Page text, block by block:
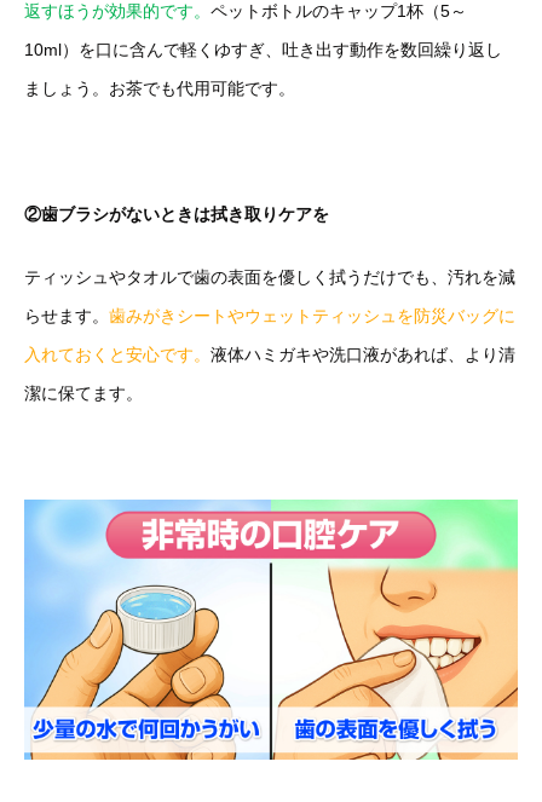
返すほうが効果的です。 ペットボトルのキャップ1杯（5～
10ml）を口に含んで軽くゆすぎ、吐き出す動作を数回繰り返し
ましょう。お茶でも代用可能です。
②歯ブラシがないときは拭き取りケアを
ティッシュやタオルで歯の表面を優しく拭うだけでも、汚れを減
らせます。 歯みがきシートやウェットティッシュを防災バッグに
入れておくと安心です。 液体ハミガキや洗口液があれば、より清
潔に保てます。